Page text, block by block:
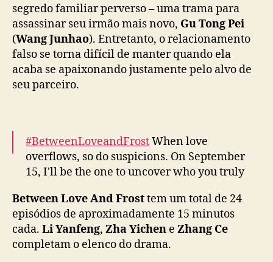
n
e
y
a
o
e
t
e
n
L
o
segredo familiar perverso – uma trama para
assassinar seu irmão mais novo, Gu Tong Pei
(Wang Junhao). Entretanto, o relacionamento
falso se torna difícil de manter quando ela
acaba se apaixonando justamente pelo alvo de
seu parceiro.
#BetweenLoveandFrostWhen love
overflows, so do suspicions. On September
15, I'll be the one to uncover who you truly
Lead Starring:#WangJunhao#HanLeyao#半
城风月半城雪 #王钧浩 #韩乐瑶 #YOUKU#优酷
pic.twitter.com/KitBbADsdk
Between Love And Frosttem um total de 24
episódios de aproximadamente 15 minutos
cada. Li Yanfeng, Zha Yichen e Zhang Ce
completam o elenco do drama.